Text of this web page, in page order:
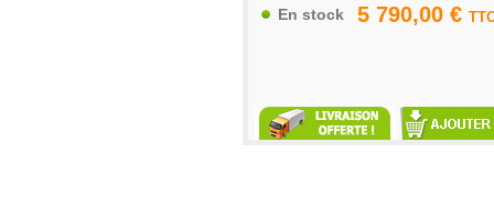
5 790,00 €
En stock